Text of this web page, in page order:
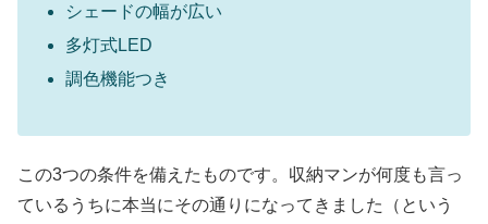
シェードの幅が広い
多灯式LED
調色機能つき
この3つの条件を備えたものです。収納マンが何度も言っ
ているうちに本当にその通りになってきました（という